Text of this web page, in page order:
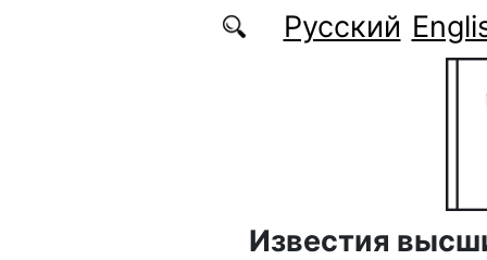
Перейти к основному содержаниюРусский
Известия